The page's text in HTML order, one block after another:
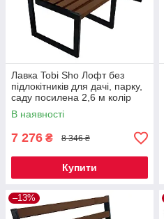
Лавка Tobi Sho Лофт без
підлокітників для дачі, парку,
саду посилена 2,6 м колір
горіх
В наявності
7 276 ₴ 8 346 ₴
Купити
–13%